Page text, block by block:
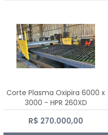
Corte Plasma Oxipira 6000 x
3000 - HPR 260XD
R$ 270.000,00